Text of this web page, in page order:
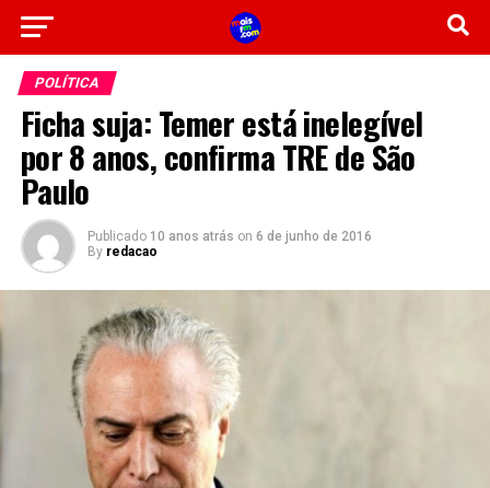
POLÍTICA
Ficha suja: Temer está inelegível
por 8 anos, confirma TRE de São
Paulo
Publicado 10 anos atrás on 6 de junho de 2016
By redacao